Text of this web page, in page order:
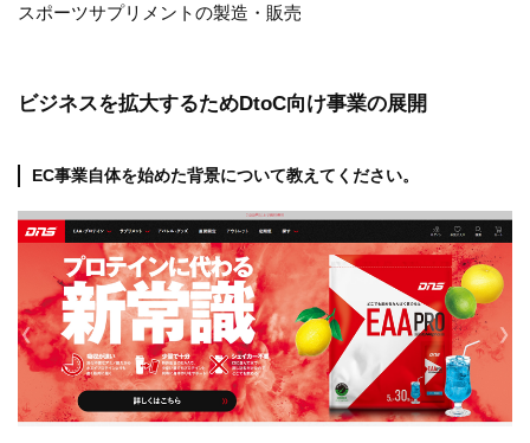
スポーツサプリメントの製造・販売
ビジネスを拡大するためDtoC向け事業の展開
EC事業自体を始めた背景について教えてください。